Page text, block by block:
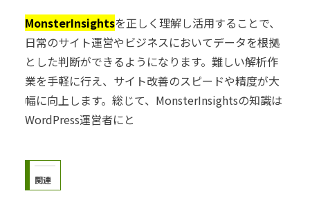
MonsterInsightsを正しく理解し活用することで、
日常のサイト運営やビジネスにおいてデータを根拠
とした判断ができるようになります。難しい解析作
業を手軽に行え、サイト改善のスピードや精度が大
幅に向上します。総じて、MonsterInsightsの知識は
WordPress運営者にと
関連